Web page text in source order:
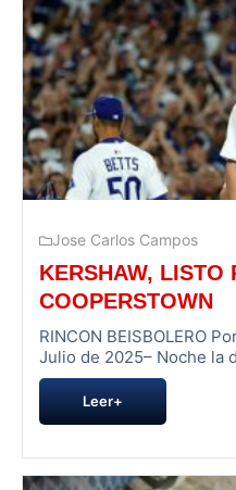
Jose Carlos Campos
KERSHAW, LISTO
COOPERSTOWN
RINCON BEISBOLERO
Julio de 2025– Noche la
Leer+